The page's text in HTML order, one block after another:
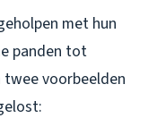
met hun
panden tot
voorbeelden